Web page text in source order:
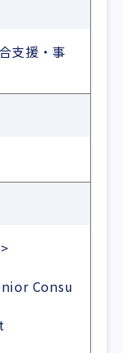
支援・事
Consu